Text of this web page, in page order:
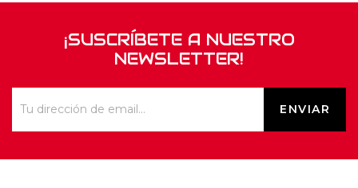
¡SUSCRÍBETE A NUESTRO
NEWSLETTER!